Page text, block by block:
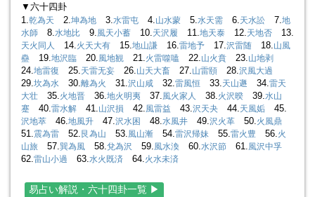
▼六十四卦
1. 乾為天 2. 坤為地 3. 水雷屯 4. 山水蒙 5. 水天需 6. 天水訟 7. 地
水師
8. 水地比 9. 風天小蓄 10. 天沢履 11. 地天泰 12. 天地否 13.
天火同人 14. 火天大有 15. 地山謙 16. 雷地予 17. 沢雷随 18. 山風
蠱
19. 地沢臨 20. 風地観 21. 火雷噬嗑 22. 山火賁 23. 山地剥
24. 地雷復 25. 天雷无妄 26. 山天大畜 27. 山雷頤 28. 沢風大過
29. 坎為水 30. 離為火 31. 沢山咸 32. 雷風恒 33. 天山遯 34. 雷天
大壮
35. 火地晋 36. 地火明夷 37. 風火家人 38. 火沢暌 39. 水山
蹇
40. 雷水解 41. 山沢損 42. 風雷益 43. 沢天夬 44. 天風姤 45.
沢地萃 46. 地風升 47. 沢水困 48. 水風井 49. 沢火革 50. 火風鼎
51. 震為雷 52. 艮為山 53. 風山漸 54. 雷沢帰妹 55. 雷火豊 56. 火
山旅
57. 巽為風 58. 兌為沢 59. 風水渙 60. 水沢節 61. 風沢中孚
62. 雷山小過 63. 水火既済 64. 火水未済
易占い解説・六十四卦一覧 ▶︎